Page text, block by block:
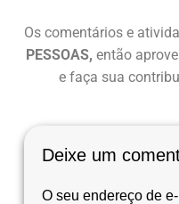
Os comentários e
PESSOAS, então
e faça sua
Deixe um
O seu endereço de